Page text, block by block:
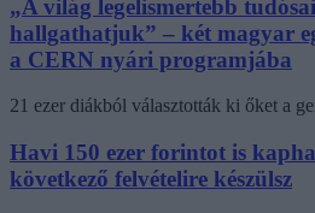
„A világ legelismertebb
hallgathatjuk” – két magyar
a CERN nyári programjába
21 ezer diákból választották ki őket a
Havi 150 ezer forintot is
következő felvételire készülsz